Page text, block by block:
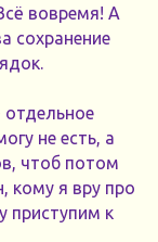
вовремя! А
сохранение
не есть, а
чтоб потом
кому я вру про
приступим к